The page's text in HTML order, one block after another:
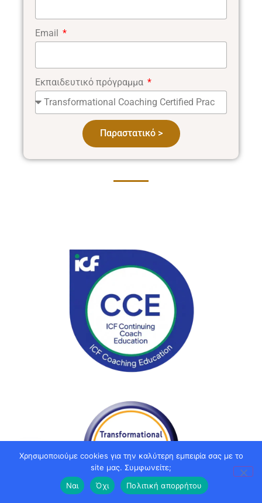
Πίνακας Περιεχομένων
Email
Εκπαιδευτικό πρόγραμμα
Παραστατικό >
Χρησιμοποιούμε cookies για την καλύτερη εμπειρία σας με το
site μας. Συμφωνείτε;
Ναι
Όχι Πολιτική απορρήτου